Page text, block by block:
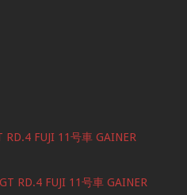
RD.4 FUJI 11号車 GAINER
RD.4 FUJI 11号車 GAINER